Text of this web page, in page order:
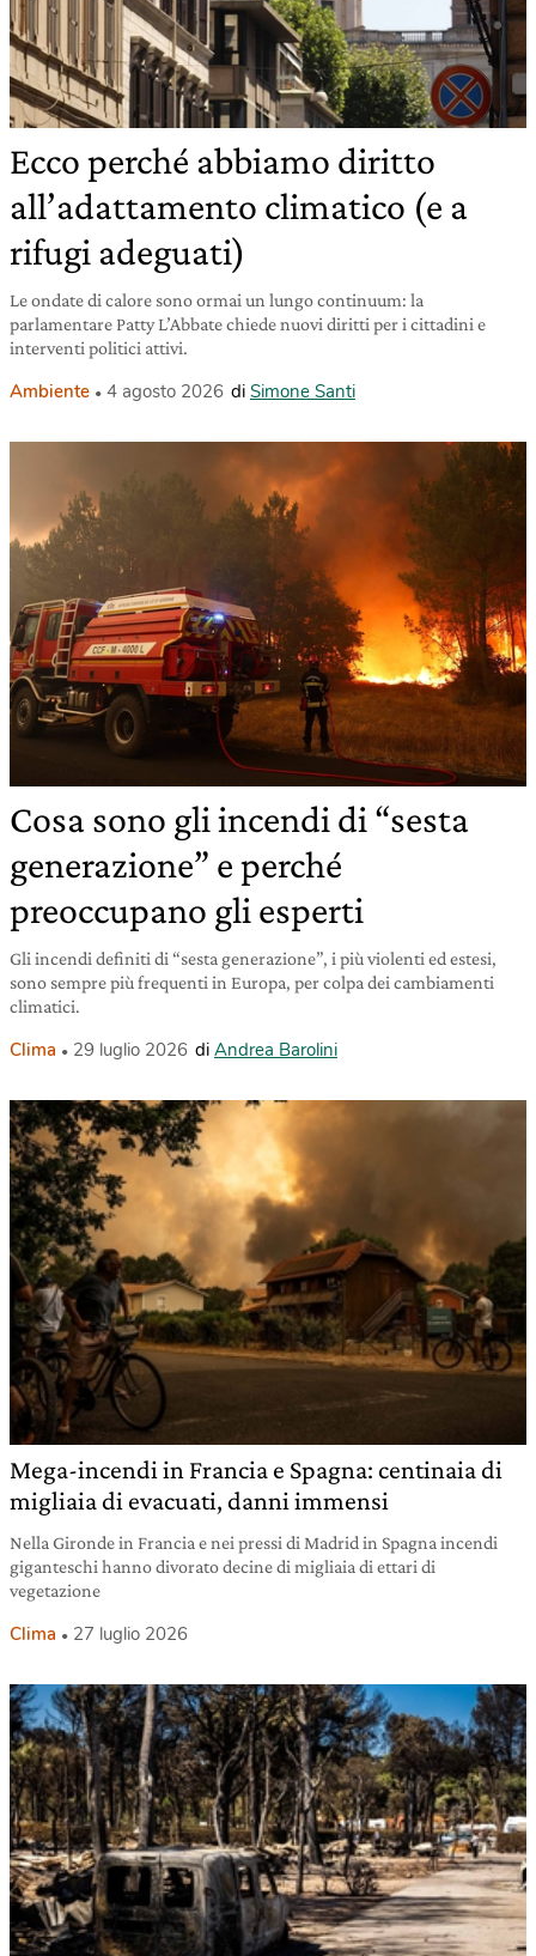
Ecco perché abbiamo diritto
all’adattamento climatico (e a
rifugi adeguati)
Le ondate di calore sono ormai un lungo continuum: la
parlamentare Patty L’Abbate chiede nuovi diritti per i cittadini e
interventi politici attivi.
Ambiente 4 agosto 2026 di Simone Santi
Cosa sono gli incendi di “sesta
generazione” e perché
preoccupano gli esperti
Gli incendi definiti di “sesta generazione”, i più violenti ed estesi,
sono sempre più frequenti in Europa, per colpa dei cambiamenti
climatici.
Clima 29 luglio 2026 di Andrea Barolini
Mega-incendi in Francia e Spagna: centinaia di
migliaia di evacuati, danni immensi
Nella Gironde in Francia e nei pressi di Madrid in Spagna incendi
giganteschi hanno divorato decine di migliaia di ettari di
vegetazione
Clima 27 luglio 2026